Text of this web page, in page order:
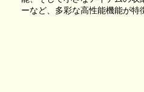
ーなど、多彩な高性能機能が特